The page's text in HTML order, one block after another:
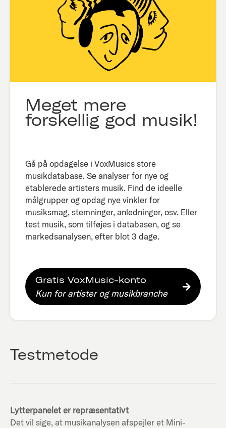
Meget mere
forskellig god musik!
Gå på opdagelse i VoxMusics store
musikdatabase. Se analyser for nye og
etablerede artisters musik. Find de ideelle
målgrupper og opdag nye vinkler for
musiksmag, stemninger, anledninger, osv. Eller
test musik, som tilføjes i databasen, og se
markedsanalysen, efter blot 3 dage.​
Gratis VoxMusic-konto
Kun for artister og musikbranche
Testmetode
Lytterpanelet er repræsentativt
Det vil sige, at musikanalysen afspejler et Mini-